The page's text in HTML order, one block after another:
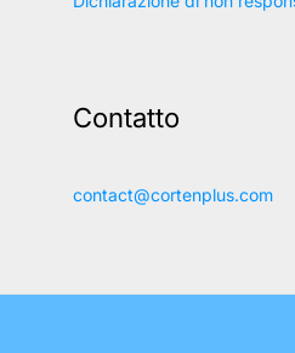
Contatto
contact@cortenplus.com